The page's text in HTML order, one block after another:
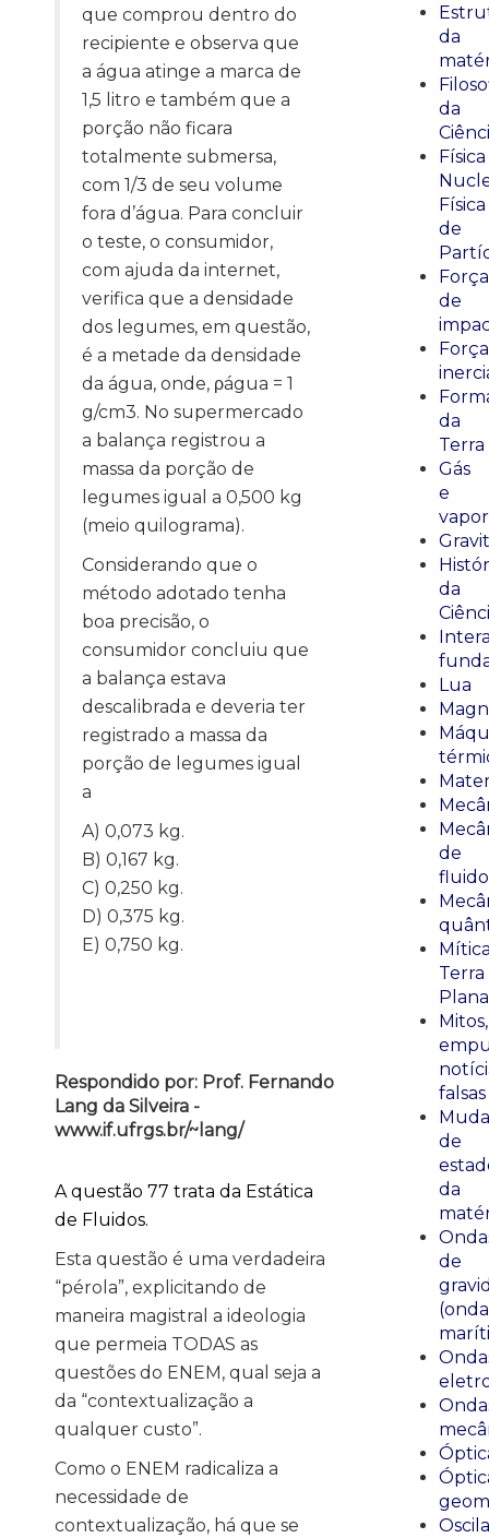
que comprou dentro do
recipiente e observa que
a água atinge a marca de
1,5 litro e também que a
porção não ficara
totalmente submersa,
com 1/3 de seu volume
fora d’água. Para concluir
o teste, o consumidor,
com ajuda da internet,
verifica que a densidade
dos legumes, em questão,
é a metade da densidade
da água, onde, ρágua = 1
g/cm3. No supermercado
a balança registrou a
massa da porção de
legumes igual a 0,500 kg
(meio quilograma).
Considerando que o
método adotado tenha
boa precisão, o
consumidor concluiu que
a balança estava
descalibrada e deveria ter
registrado a massa da
porção de legumes igual
a
A) 0,073 kg.
B) 0,167 kg.
C) 0,250 kg.
D) 0,375 kg.
E) 0,750 kg.
Respondido por: Prof. Fernando
Lang da Silveira -
www.if.ufrgs.br/~lang/
A questão 77 trata da Estática
de Fluidos.
Esta questão é uma verdadeira
“pérola”, explicitando de
maneira magistral a ideologia
que permeia TODAS as
questões do ENEM, qual seja a
da “contextualização a
qualquer custo”.
Como o ENEM radicaliza a
necessidade de
contextualização, há que se
da
da
Física
Física
de
Força
de
da
Terra
Gás
e
vapor
da
Lua
de
Terra
Plana
Mitos,
falsas
de
da
de